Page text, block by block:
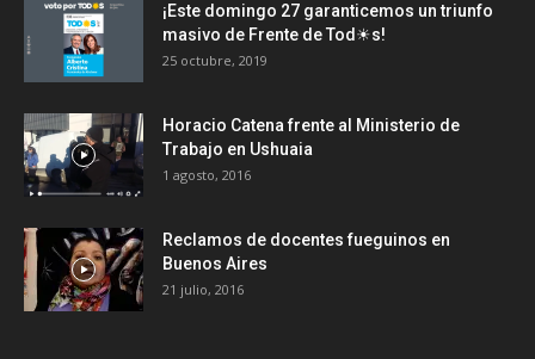
¡Este domingo 27 garanticemos un triunfo
masivo de Frente de Tod☀s!
25 octubre, 2019
Horacio Catena frente al Ministerio de
Trabajo en Ushuaia
1 agosto, 2016
Reclamos de docentes fueguinos en
Buenos Aires
21 julio, 2016